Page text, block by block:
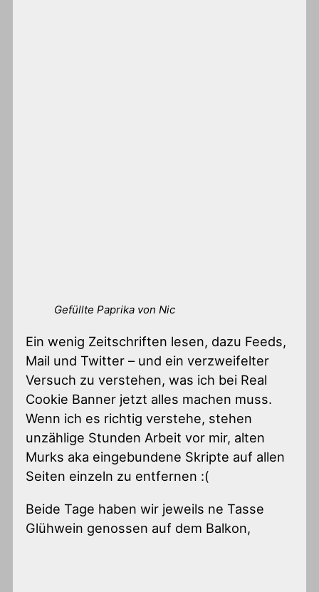
Gefüllte Paprika von Nic
Ein wenig Zeitschriften lesen, dazu Feeds,
Mail und Twitter – und ein verzweifelter
Versuch zu verstehen, was ich bei Real
Cookie Banner jetzt alles machen muss.
Wenn ich es richtig verstehe, stehen
unzählige Stunden Arbeit vor mir, alten
Murks aka eingebundene Skripte auf allen
Seiten einzeln zu entfernen :(
Beide Tage haben wir jeweils ne Tasse
Glühwein genossen auf dem Balkon,